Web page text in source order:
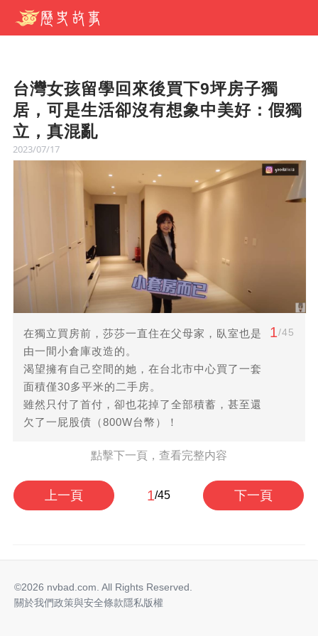
台灣女孩留學回來後買下9坪房子獨
居，可是生活卻沒有想象中美好：假獨
立，真混亂
2023/07/17
在獨立買房前，莎莎一直住在父母家，臥室也是
由一間小倉庫改造的。
渴望擁有自己空間的她，在台北市中心買了一套
面積僅30多平米的二手房。
雖然只付了首付，卻也花掉了全部積蓄，甚至還
欠了一屁股債（800W台幣）！
1/45
點擊下一頁，查看完整内容
上一頁 1/45 下一頁
©2026 nvbad.com. All Rights Reserved.
關於我們政策與安全條款隱私版權